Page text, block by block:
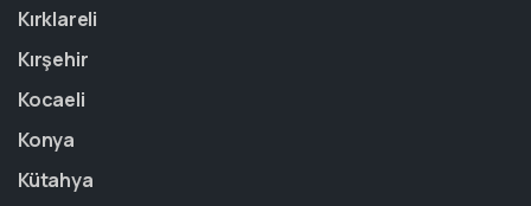
Kırklareli
Kırşehir
Kocaeli
Konya
Kütahya